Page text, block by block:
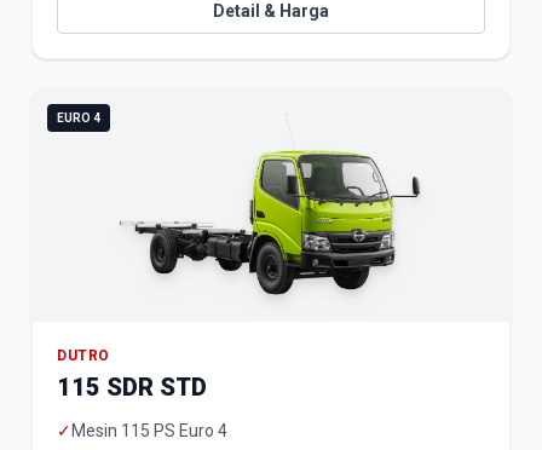
Detail & Harga
EURO 4
DUTRO
115 SDR STD
✓ Mesin 115 PS Euro 4